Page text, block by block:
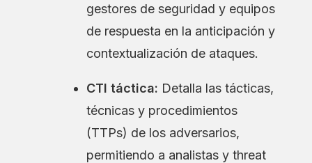
gestores de seguridad y equipos
de respuesta en la anticipación y
contextualización de ataques.
CTI táctica: Detalla las tácticas,
técnicas y procedimientos
(TTPs) de los adversarios,
permitiendo a analistas y threat